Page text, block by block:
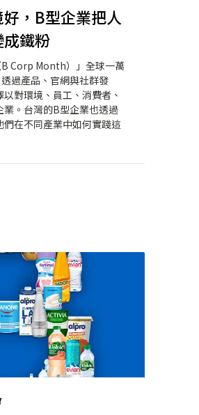
，B型企業把人
鐵粉
Corp Month）」全球一萬
過產品、官網與社群發
對環境、員工、消費者、
。台灣的B型企業也透過
在不同產業中如何實踐這